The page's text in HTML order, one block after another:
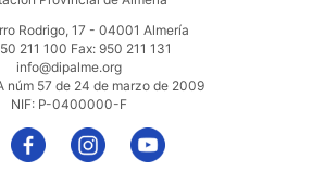
Rodrigo, 17 - 04001 Almería
211 100 Fax: 950 211 131
info@dipalme.org
núm 57 de 24 de marzo de 2009
NIF: P-0400000-F